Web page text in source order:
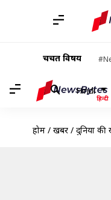
चर्चित विषय
Hindi
होम / खबरें / दुनिया की